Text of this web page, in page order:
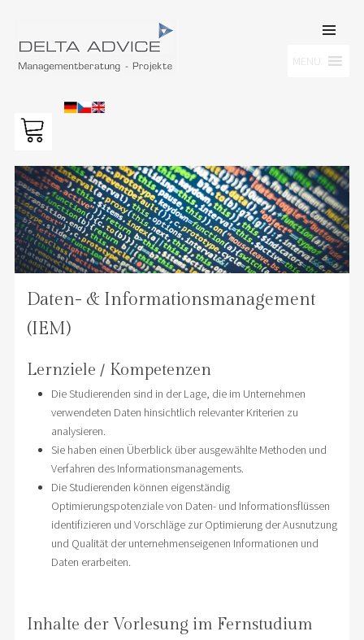
CONTENT
MENU
Daten- & Informationsmanagement
(IEM)
Lernziele / Kompetenzen
Die Studierenden sind in der Lage, die im Unternehmen
verwendeten Daten hinsichtlich relevanter Kriterien zu
analysieren.
Sie haben einen Überblick über ausgewählte Methoden und
Verfahren des Informationsmanagements.
Die Studierenden können eigenständig
Optimierungspotenziale von Daten- und Informationsflüssen
identifizieren und Vorschläge zur Optimierung der Ausnutzung
und Qualität der unternehmenseigenen Informationen und
Daten erarbeiten.
Inhalte der Vorlesung im Fernstudium